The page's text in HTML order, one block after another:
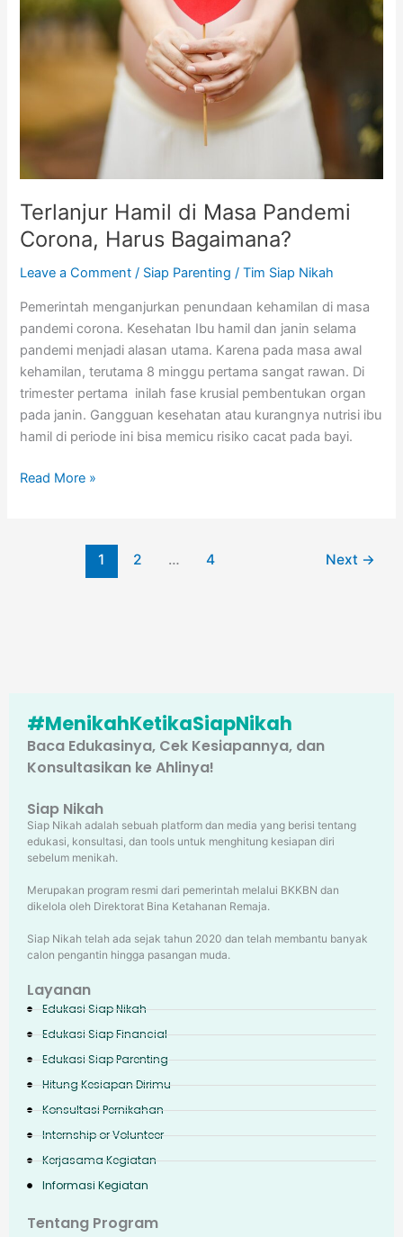
Terlanjur Hamil di Masa Pandemi
Corona, Harus Bagaimana?
Leave a Comment / Siap Parenting /Tim Siap Nikah
Pemerintah menganjurkan penundaan kehamilan di masa
pandemi corona. Kesehatan Ibu hamil dan janin selama
pandemi menjadi alasan utama. Karena pada masa awal
kehamilan, terutama 8 minggu pertama sangat rawan. Di
trimester pertama inilah fase krusial pembentukan organ
pada janin. Gangguan kesehatan atau kurangnya nutrisi ibu
hamil di periode ini bisa memicu risiko cacat pada bayi.
Pandemi
Read More »
1 2 … 4 Next →
#MenikahKetikaSiapNikah
Baca Edukasinya, Cek Kesiapannya, dan
Konsultasikan ke Ahlinya!
Siap Nikah
Siap Nikah adalah sebuah platform dan media yang berisi tentang
edukasi, konsultasi, dan tools untuk menghitung kesiapan diri
sebelum menikah.
Merupakan program resmi dari pemerintah melalui BKKBN dan
dikelola oleh Direktorat Bina Ketahanan Remaja.
Siap Nikah telah ada sejak tahun 2020 dan telah membantu banyak
calon pengantin hingga pasangan muda.
Layanan
Edukasi Siap Nikah
Edukasi Siap Financial
Edukasi Siap Parenting
Hitung Kesiapan Dirimu
Konsultasi Pernikahan
Internship or Volunteer
Kerjasama Kegiatan
Informasi Kegiatan
Tentang Program